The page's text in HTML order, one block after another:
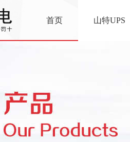
首页 山特UPS